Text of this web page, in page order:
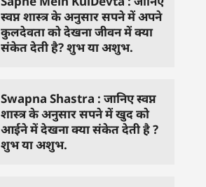
स्वप्न शास्त्र के अनुसार सपने में अपने
कुलदेवता को देखना जीवन में क्या
संकेत देती है? शुभ या अशुभ.
Swapna Shastra : जानिए स्वप्न
शास्त्र के अनुसार सपने में खुद को
आईने में देखना क्या संकेत देती है ?
शुभ या अशुभ.